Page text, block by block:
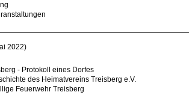
2022)
- Protokoll eines Dorfes
des Heimatvereins Treisberg e.V.
Feuerwehr Treisberg